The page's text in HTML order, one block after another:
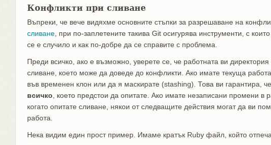
Конфликти при сливане
Въпреки, че вече видяхме основните стъпки за разрешаване на
сливане , при по-заплетените такива Git осигурява инструменти, с
се е случило и как по-добре да се справите с проблема.
Преди всичко, ако е възможно, уверете се, че работната ви
сливане, което може да доведе до конфликти. Ако имате текуща
във временен клон или да я маскирате (stashing). Това ви гарантира,
всичко , което предстои да опитате. Ако имате незаписани промени в
когато опитате сливане, някои от следващите действия могат да ви
работа.
Нека видим един прост пример. Имаме кратък Ruby файл, който